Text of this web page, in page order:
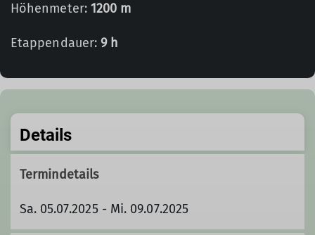
Höhenmeter: 1200 m
Etappendauer:9 h
Details
Termindetails
Sa. 05.07.2025 - Mi. 09.07.2025